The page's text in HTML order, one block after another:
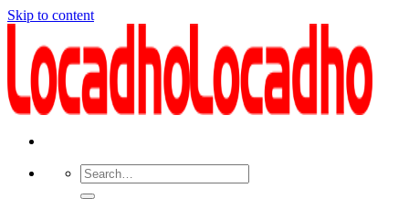
Skip to content